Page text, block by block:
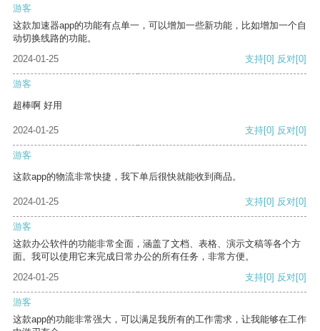
游客
这款加速器app的功能有点单一，可以增加一些新功能，比如增加一个自
动切换线路的功能。
2024-01-25
支持[0] 反对[0]
游客
超棒啊 好用
2024-01-25 支持[0] 反对[0]
游客
这款app的物流非常快捷，我下单后很快就能收到商品。
2024-01-25 支持[0] 反对[0]
游客
这款办公软件的功能非常全面，涵盖了文档、表格、演示文稿等各个方
面。我可以使用它来完成日常办公的所有任务，非常方便。
2024-01-25
支持[0] 反对[0]
游客
这款app的功能非常强大，可以满足我所有的工作需求，让我能够在工作